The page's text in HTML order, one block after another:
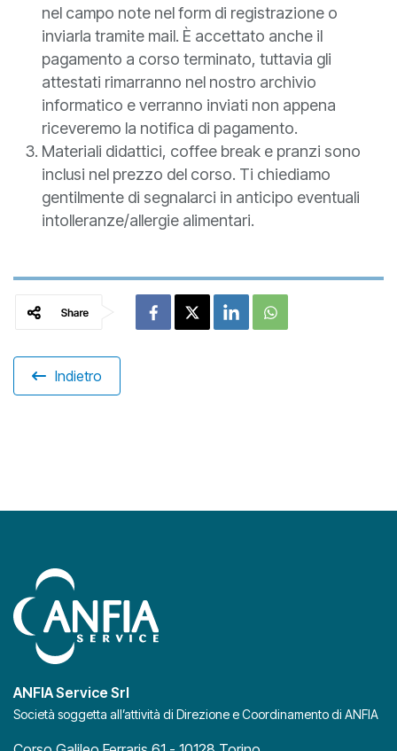
nel campo note nel form di registrazione o
inviarla tramite mail. È accettato anche il
pagamento a corso terminato, tuttavia gli
attestati rimarranno nel nostro archivio
informatico e verranno inviati non appena
riceveremo la notifica di pagamento.
Materiali didattici, coffee break e pranzi sono
inclusi nel prezzo del corso. Ti chiediamo
gentilmente di segnalarci in anticipo eventuali
intolleranze/allergie alimentari.
Indietro
ANFIA Service Srl
Società soggetta all’attività di Direzione e Coordinamento di ANFIA